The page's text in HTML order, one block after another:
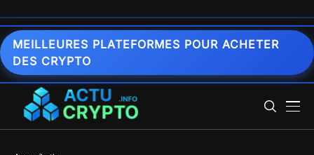
MEILLEURES PLATEFORMES POUR ACHETER
DES CRYPTO